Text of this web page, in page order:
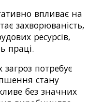
впливає на
захворюваність,
ресурсів,
праці.
загроз потребує
стану
без значних